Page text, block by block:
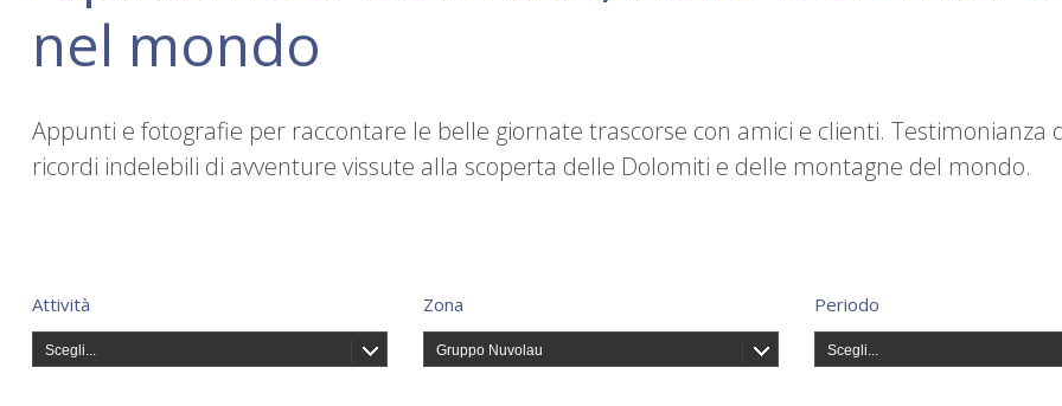
nel mondo
Appunti e fotografie per raccontare le belle giornate trascorse con amici e clienti. Testimonianza
ricordi indelebili di avventure vissute alla scoperta delle Dolomiti e delle montagne del mondo.
Attività
Scegli...
Zona
Gruppo Nuvolau
Periodo
Scegli...